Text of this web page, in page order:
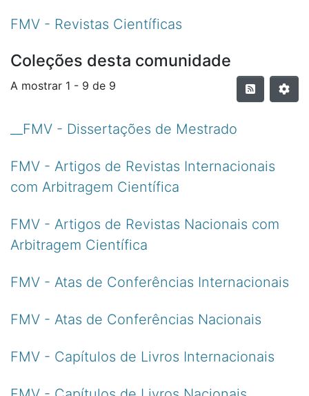
FMV - Revistas Científicas
Coleções desta comunidade
A mostrar 1 - 9 de 9
__FMV - Dissertações de Mestrado
FMV - Artigos de Revistas Internacionais
com Arbitragem Científica
FMV - Artigos de Revistas Nacionais com
Arbitragem Científica
FMV - Atas de Conferências Internacionais
FMV - Atas de Conferências Nacionais
FMV - Capítulos de Livros Internacionais